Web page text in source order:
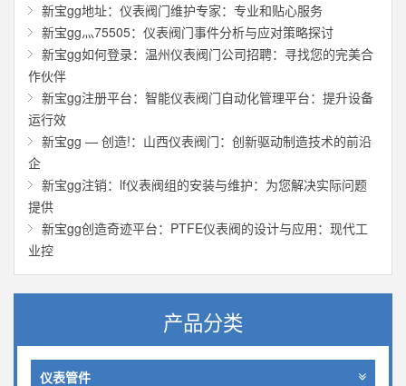
新宝gg地址：仪表阀门维护专家：专业和贴心服务
新宝gg灬75505：仪表阀门事件分析与应对策略探讨
新宝gg如何登录：温州仪表阀门公司招聘：寻找您的完美合
作伙伴
新宝gg注册平台：智能仪表阀门自动化管理平台：提升设备
运行效
新宝gg — 创造!：山西仪表阀门：创新驱动制造技术的前沿
企
新宝gg注销：lf仪表阀组的安装与维护：为您解决实际问题
提供
新宝gg创造奇迹平台：PTFE仪表阀的设计与应用：现代工
业控
产品分类
仪表管件